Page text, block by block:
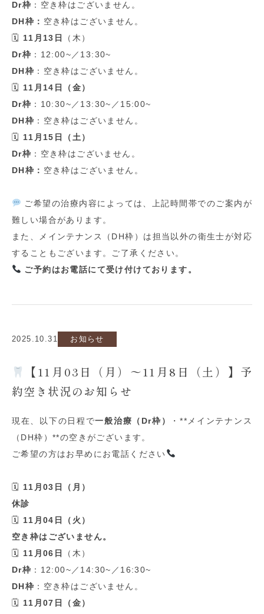
Dr枠 ：空き枠はございません。
DH枠： 空き枠はございません。
🗓
11 月 13 日
（木）
Dr枠 ： 12:00~ ／ 13:30~
DH枠 ：空き枠はございません。
🗓
11 月 14 日（金）
Dr枠 ： 10:30~ ／ 13:30~ ／ 15:00~
DH枠 ：空き枠はございません。
🗓
11 月 15 日（土）
Dr枠 ：空き枠はございません。
DH枠： 空き枠はございません。
ご希望の治療内容によっては、上記時間帯でのご案内が
難しい場合があります。
また、メインテナンス（ DH枠）は担当以外の衛生士が対応
することもございます。ご了承ください。
ご予約はお電話にて受け付けております。
2025.10.31 お知らせ
【11月03日（月）〜11月8日（土）】予
約空き状況のお知らせ
現在、以下の日程で一般治療（ Dr枠） ・** メインテナンス
（ DH枠）**の空きがございます。
ご希望の方はお早めにお電話ください
🗓 11 月03 日（月）
休診
🗓
11 月04 日（火）
空き枠はございません。
🗓
11 月06 日
（木）
Dr枠 ： 12:00~ ／ 14:30~ ／ 16:30~
DH枠 ：空き枠はございません。
🗓
11 月07 日（金）